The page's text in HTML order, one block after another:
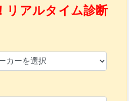
リアルタイム診断